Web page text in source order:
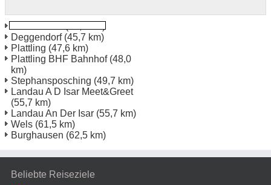
Deggendorf(45,7 km)
Plattling (47,6 km)
Plattling BHF Bahnhof(48,0
km)
Stephansposching (49,7 km)
Landau A D Isar Meet&Greet
(55,7 km)
Landau An Der Isar (55,7 km)
Wels (61,5 km)
Burghausen (62,5 km)
Beliebte Reiseziele